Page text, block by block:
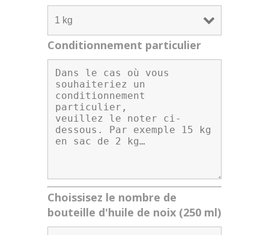
Conditionnement particulier
Choissisez le nombre de
bouteille d'huile de noix (250 ml)